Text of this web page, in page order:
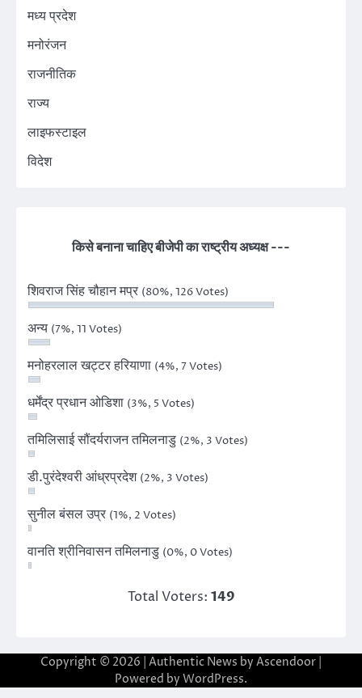
मध्य प्रदेश
मनोरंजन
राजनीतिक
राज्य
लाइफस्टाइल
विदेश
किसे बनाना चाहिए बीजेपी का राष्ट्रीय अध्यक्ष ---
शिवराज सिंह चौहान मप्र (80%, 126 Votes)
अन्य (7%, 11 Votes)
मनोहरलाल खट्टर हरियाणा (4%, 7 Votes)
धर्मेंद्र प्रधान ओडिशा (3%, 5 Votes)
तमिलिसाई सौंदर्यराजन तमिलनाडु (2%, 3 Votes)
डी.पुरंदेश्वरी आंध्रप्रदेश (2%, 3 Votes)
सुनील बंसल उप्र (1%, 2 Votes)
वानति श्रीनिवासन तमिलनाडु (0%, 0 Votes)
Total Voters: 149
Copyright © 2026 | Authentic News by Ascendoor
Powered by WordPress.